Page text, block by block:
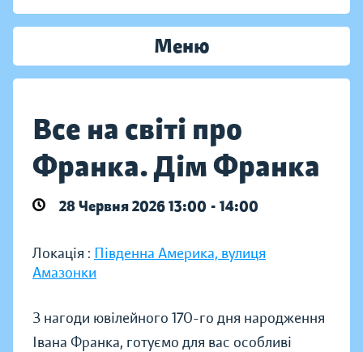
Меню
Все на світі про
Франка. Дім Франка
28 Червня 2026 13:00 - 14:00
Локація : Південна Америка, вулиця
Амазонки
З нагоди ювілейного 170-го дня народження
Івана Франка, готуємо для вас особливі